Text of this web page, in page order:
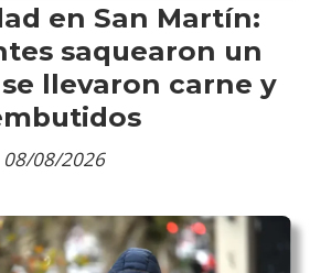
en San Martín:
saquearon un
llevaron carne y
08/08/2026